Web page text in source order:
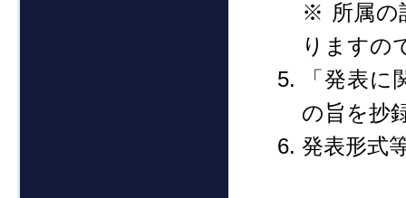
※ 所属の
りますの
「発表
の旨を抄
発表形式